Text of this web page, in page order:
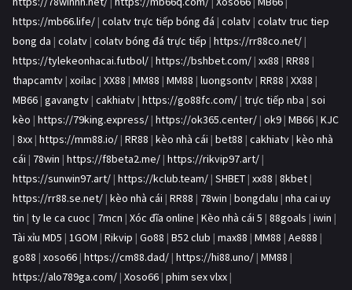
https://mb66.life/ | colatv trực tiếp bóng đá | colatv | colatv truc tiep
bong da | colatv | colatv bóng đá trực tiếp | https://rr88co.net/ |
https://tylekeonhacai.futbol/ | https://bshbet.com/ | xx88 | RR88 |
thapcamtv | xoilac | XX88 | MM88 | MM88 | luongsontv | RR88 | XX88 |
MB66 | gavangtv | cakhiatv | https://go88fc.com/ | trực tiếp nba | soi
kèo | https://79king.express/ | https://ok365.center/ | ok9 | MB66 | KJC
| 8xx | https://mm88.io/ | RR88 | kèo nhà cái | bet88 | cakhiatv | kèo nhà
cái | 78win | https://f8beta2.me/ | https://rikvip97.art/ |
https://sunwin97.art/ | https://kclub.team/ | SHBET | xx88 | 8kbet |
https://rr88.se.net/ | kèo nhà cái | RR88 | 78win | bongdalu | nha cai uy
tin | ty le ca cuoc | 7mcn | Xóc đĩa online | Kèo nhà cái 5 | 88goals | iwin |
Tài xỉu MD5 | 1GOM | Rikvip | Go88 | B52 club | max88 | MM88 | Ae888 |
go88 | xoso66 | https://cm88.dad/ | https://hi88.uno/ | MM88 |
https://alo789ga.com/ | Xoso66 | phim sex vlxx |